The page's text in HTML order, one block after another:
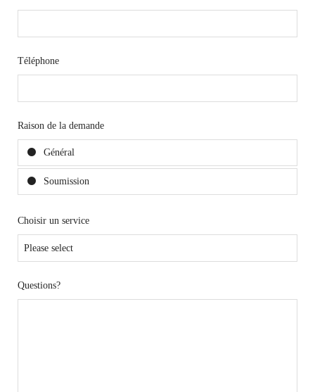
Téléphone
Raison de la demande
Général
Soumission
Choisir un service
Questions?